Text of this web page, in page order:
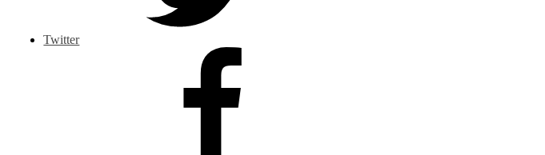
Twitter